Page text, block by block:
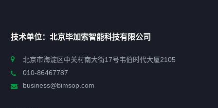
政策法规
技术单位：北京毕加索智能科技有限公司
北京市海淀区中关村南大街17号韦伯时代大厦2105
010-86467787
business@bimsop.com